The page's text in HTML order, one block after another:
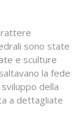
sono state
e sculture
la fede
della
a dettagliate